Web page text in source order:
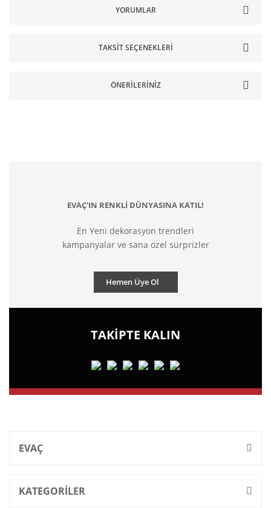
YORUMLAR
TAKSIT SEÇENEKLERI
ÖNERILERINIZ
EVAÇ'IN RENKLİ DÜNYASINA KATIL!
En Yeni dekorasyon trendleri
kampanyalar ve sana özel sürprizler
Hemen Üye Ol
TAKİPTE KALIN
EVAÇ
KATEGORİLER